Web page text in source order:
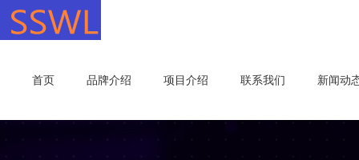
首页 品牌介绍 项目介绍 联系我们 新闻动